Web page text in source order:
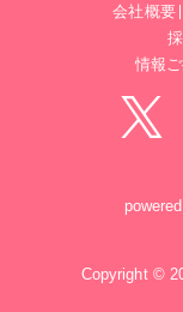
会社概要
情報
Copyright ©